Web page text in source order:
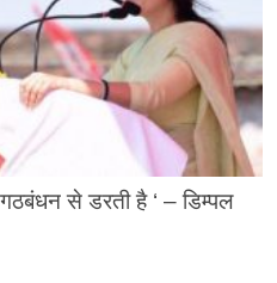
गठबंधन से डरती है ‘ – डिम्पल